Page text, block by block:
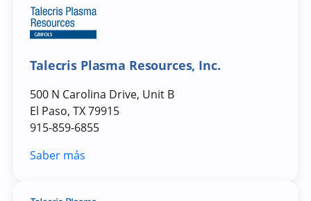
Talecris Plasma Resources, Inc.
500 N Carolina Drive, Unit B
El Paso, TX 79915
915-859-6855
Saber más